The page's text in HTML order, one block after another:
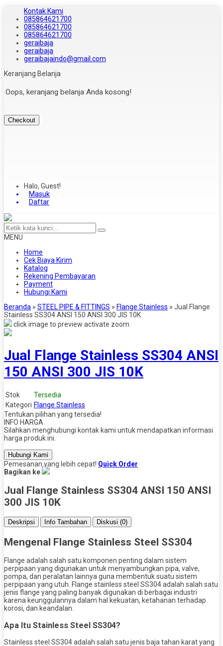
Kontak Kami
085864621700
085864621700
085864621700
geraibaja
geraibaja
geraibajaindo@gmail.com
Keranjang Belanja
Oops, keranjang belanja Anda kosong!
Checkout
Halo, Guest!
Masuk
Daftar
MENU
Home
Cek Biaya Kirim
Katalog
Rekening Pembayaran
Payment
Hubungi Kami
Beranda » STEEL PIPE & FITTINGS » Flange Stainless » Jual Flange
Stainless SS304 ANSI 150 ANSI 300 JIS 10K
click image to preview activate zoom
Jual Flange Stainless SS304 ANSI
150 ANSI 300 JIS 10K
Stok
Tersedia
Kategori Flange Stainless
Tentukan pilihan yang tersedia!
INFO HARGA
Silahkan menghubungi kontak kami untuk mendapatkan informasi
harga produk ini.
Hubungi Kami
Pemesanan yang lebih cepat! Quick Order
Bagikan ke
Jual Flange Stainless SS304 ANSI 150 ANSI
300 JIS 10K
Deskripsi Info Tambahan Diskusi (0)
Mengenal Flange Stainless Steel SS304
Flange adalah salah satu komponen penting dalam sistem
perpipaan yang digunakan untuk menyambungkan pipa, valve,
pompa, dan peralatan lainnya guna membentuk suatu sistem
perpipaan yang utuh. Flange stainless steel SS304 adalah salah satu
jenis flange yang paling banyak digunakan di berbagai industri
karena keunggulannya dalam hal kekuatan, ketahanan terhadap
korosi, dan keandalan.
Apa Itu Stainless Steel SS304?
Stainless steel SS304 adalah salah satu jenis baja tahan karat yang